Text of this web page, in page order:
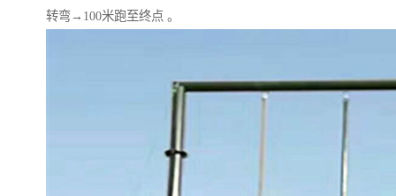
转弯→100米跑至终点 。